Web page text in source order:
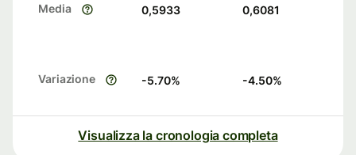
Media 0,5933 0,6081
Variazione -5.70% -4.50%
Visualizza la cronologia completa